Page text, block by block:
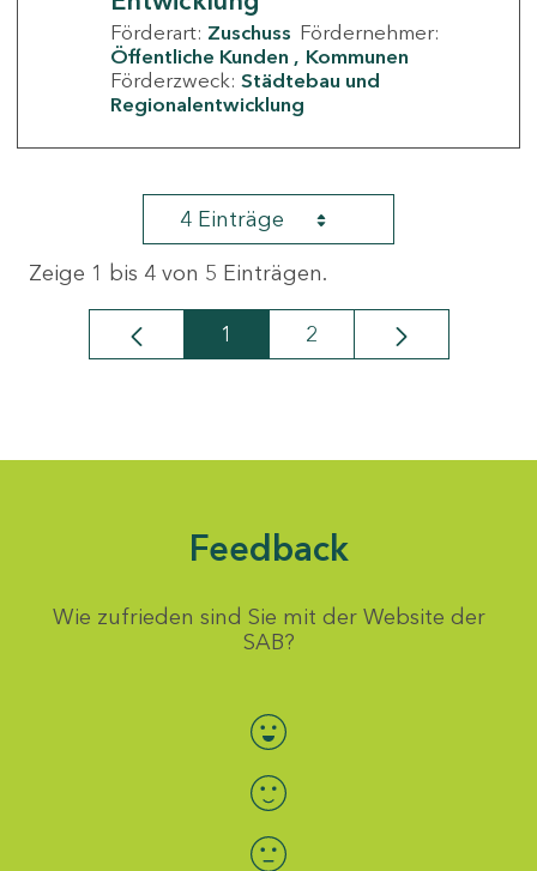
Förderart: Zuschuss Fördernehmer:
Öffentliche Kunden
Kommunen
Förderzweck: Städtebau und
Regionalentwicklung
4 Einträge
Zeige 1 bis 4 von 5 Einträgen.
Seite
1 Seite
2
Feedback
Wie zufrieden sind Sie mit der Website der
SAB?
Bewertung auswählen